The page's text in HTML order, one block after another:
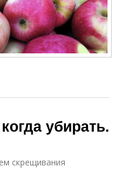
убирать.
скрещивания